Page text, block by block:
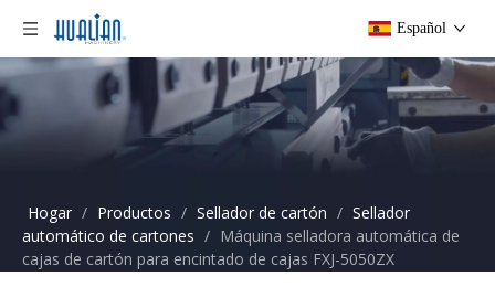
Español
Hogar / Productos / Sellador de cartón / Sellador
automático de cartones / Máquina selladora automática de
cajas de cartón para encintado de cajas FXJ-5050ZX